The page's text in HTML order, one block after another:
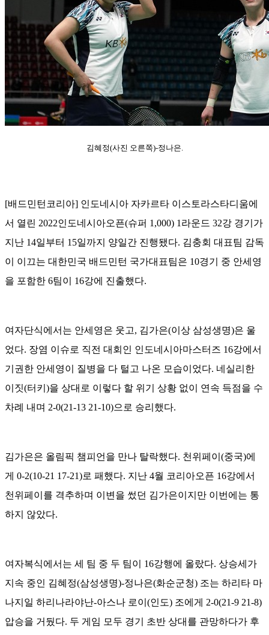
김혜정(사진 오른쪽)-정나은.
[배드민턴코리아] 인도네시아 자카르타 이스토라스타디움에
서 열린 2022인도네시아오픈(슈퍼 1,000) 1라운드 32강 경기가
지난 14일부터 15일까지 양일간 진행됐다. 김충회 대표팀 감독
이 이끄는 대한민국 배드민턴 국가대표팀은 10경기 중 안세영
을 포함한 6팀이 16강에 진출했다.
여자단식에서는 안세영은 웃고, 김가은(이상 삼성생명)은 울
었다. 장염 이슈로 직전 대회인 인도네시아마스터즈 16강에서
기권한 안세영이 질병을 다 털고 나온 모습이었다. 네실리한
이짓(터키)을 상대로 이렇다 할 위기 상황 없이 연속 득점을 수
차례 내며 2-0(21-13 21-10)으로 승리했다.
김가은은 올림픽 챔피언을 만나 탈락했다. 천위페이(중국)에
게 0-2(10-21 17-21)로 패했다. 지난 4월 코리아오픈 16강에서
천위페이를 격추하며 이변을 썼던 김가은이지만 이번에는 통
하지 않았다.
여자복식에서는 세 팀 중 두 팀이 16강행에 올랐다. 상승세가
지속 중인 김혜정(삼성생명)-정나은(화순군청) 조는 하리타 마
나지일 하리나라야난-아스나 로이(인도) 조에게 2-0(21-9 21-8)
압승을 거뒀다. 두 게임 모두 경기 초반 상대를 관망하다가 후